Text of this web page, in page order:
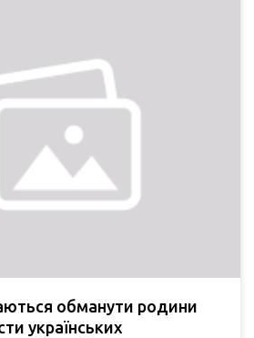
обманути родини
українських